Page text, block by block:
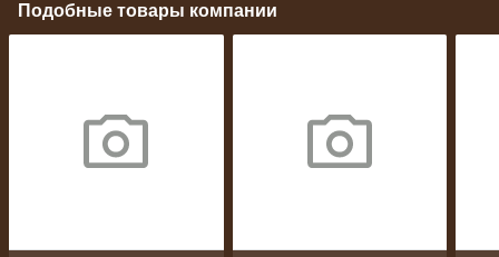
Подобные товары компании